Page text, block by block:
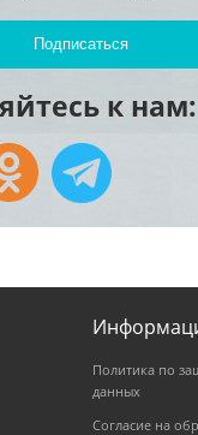
к нам:
Политика по
данных
Согласие на